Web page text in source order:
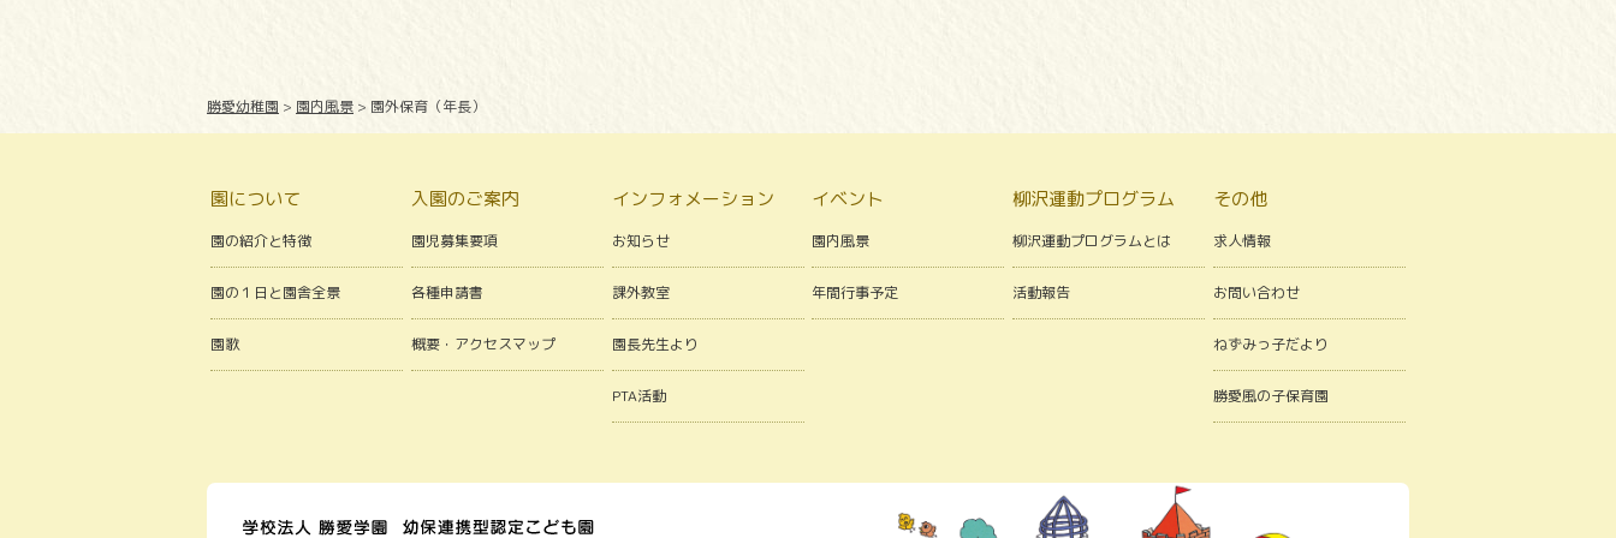
勝愛幼稚園 > 園内風景 > 園外保育（年長）
園について
園の紹介と特徴
園の１日と園舎全景
園歌
入園のご案内
園児募集要項
各種申請書
概要・アクセスマップ
インフォメーション
お知らせ
課外教室
園長先生より
PTA活動
イベント
園内風景
年間行事予定
柳沢運動プログラム
柳沢運動プログラムとは
活動報告
その他
求人情報
お問い合わせ
ねずみっ子だより
勝愛風の子保育園